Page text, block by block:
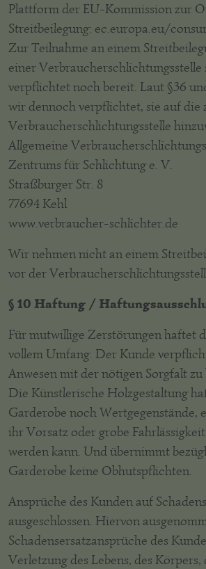
Plattform der EU-Kommission zur
Streitbeilegung: ec.europa.eu/
Zur Teilnahme an einem
einer
verpflichtet noch bereit. Laut §36
wir dennoch verpflichtet, sie auf die
Verbraucherschlichtungsstelle
Allgemeine
Zentrums für Schlichtung e. V.
Straßburger Str. 8
77694 Kehl
www.verbraucher-schlichter.de
Wir nehmen nicht an einem
vor der
§ 10 Haftung /
Für mutwillige Zerstörungen haftet
vollem Umfang. Der Kunde
Anwesen mit der nötigen Sorgfalt zu
Die Künstlerische Holzgestaltung
Garderobe noch Wertgegenstände,
ihr Vorsatz oder grobe
werden kann. Und übernimmt
Garderobe keine Obhutspflichten.
Ansprüche des Kunden auf
ausgeschlossen. Hiervon
Schadensersatzansprüche des
Verletzung des Lebens, des